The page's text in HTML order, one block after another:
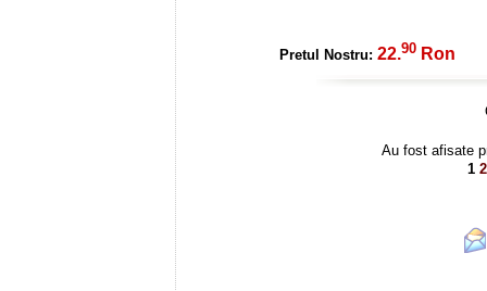
Pretul Nostru: 22.90 Ron
Au fost afisate
1 2